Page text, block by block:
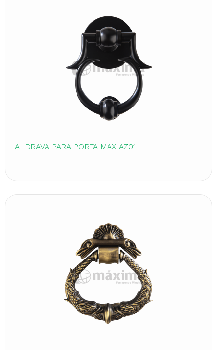
ALDRAVA PARA PORTA MAX AZ01